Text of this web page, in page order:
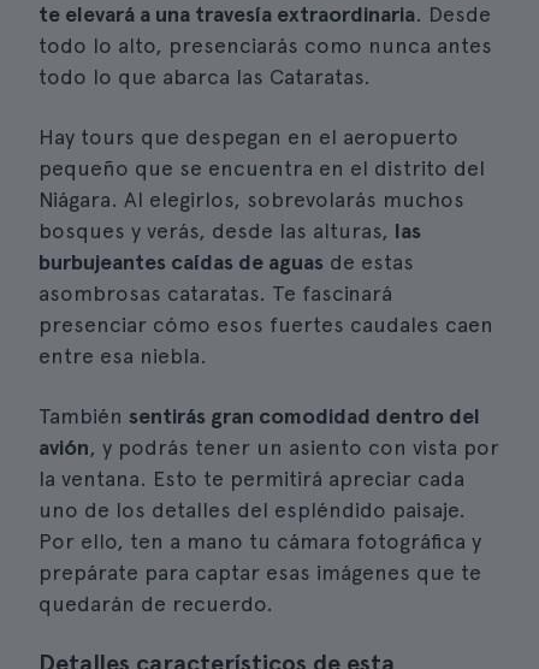
te elevará a una travesía extraordinaria. Desde
todo lo alto, presenciarás como nunca antes
todo lo que abarca las Cataratas.
Hay tours que despegan en el aeropuerto
pequeño que se encuentra en el distrito del
Niágara. Al elegirlos, sobrevolarás muchos
bosques y verás, desde las alturas, las
burbujeantes caídas de aguas de estas
asombrosas cataratas. Te fascinará
presenciar cómo esos fuertes caudales caen
entre esa niebla.
También sentirás gran comodidad dentro del
avión, y podrás tener un asiento con vista por
la ventana. Esto te permitirá apreciar cada
uno de los detalles del espléndido paisaje.
Por ello, ten a mano tu cámara fotográfica y
prepárate para captar esas imágenes que te
quedarán de recuerdo.
Detalles característicos de esta